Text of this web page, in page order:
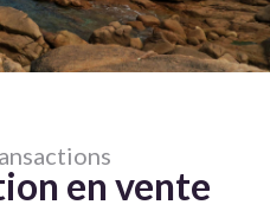
en vente